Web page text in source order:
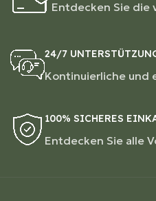
Entdecken Sie die
24/7
Kontinuierliche und
100% SICHERES
Entdecken Sie alle